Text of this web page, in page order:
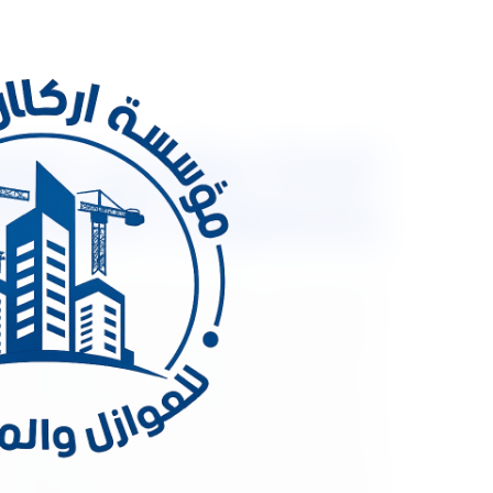
شركة عوازل في
والمقاولات العامة 0533334179
شركة عوازل في الرياض ومحافظاتها | أركان
المناخية القاسية، مثل ارتفاع درجات الحرارة
احترافية في عزل الأسطح والعزل المائي والعزل
على سلامة المباني وتقليل تكاليف الصيانة
تقديم خدمات عزل الأسطح بالرياض ومحافظات
في الرياض يُعتبر عزل الأسطح في الرياض من أهم